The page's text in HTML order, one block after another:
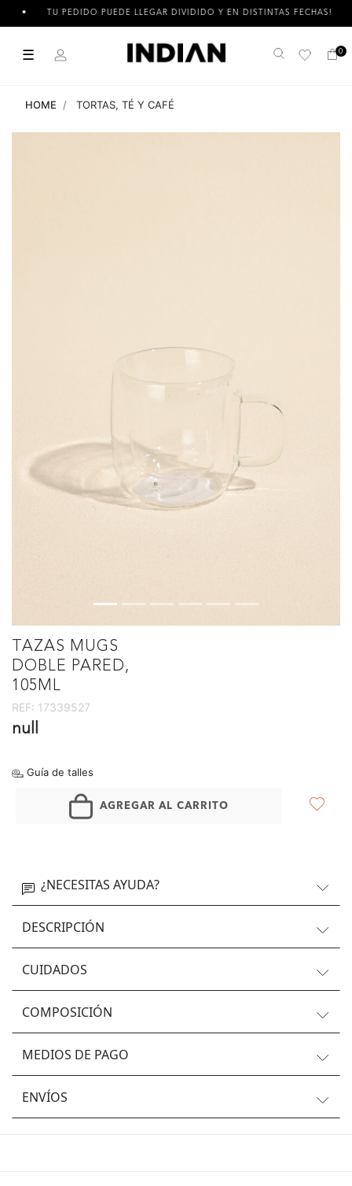
TU PEDIDO PUEDE LLEGAR DIVIDIDO Y EN DISTINTAS FECHAS!
☰ Buscar 0
HOME TORTAS, TÉ Y CAFÉ
TAZAS MUGS
DOBLE PARED,
105ML
REF: 17339527
null
Guía de talles
AGREGAR AL CARRITO
¿NECESITAS AYUDA?
DESCRIPCIÓN
CUIDADOS
COMPOSICIÓN
MEDIOS DE PAGO
ENVÍOS